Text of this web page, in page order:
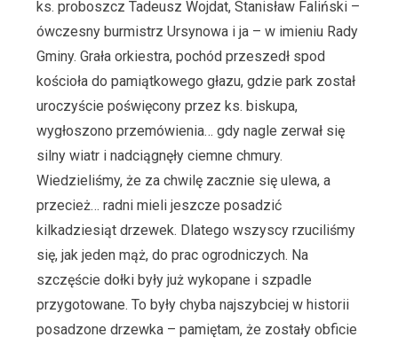
ks. proboszcz Tadeusz Wojdat, Stanisław Faliński –
ówczesny burmistrz Ursynowa i ja – w imieniu Rady
Gminy. Grała orkiestra, pochód przeszedł spod
kościoła do pamiątkowego głazu, gdzie park został
uroczyście poświęcony przez ks. biskupa,
wygłoszono przemówienia… gdy nagle zerwał się
silny wiatr i nadciągnęły ciemne chmury.
Wiedzieliśmy, że za chwilę zacznie się ulewa, a
przecież… radni mieli jeszcze posadzić
kilkadziesiąt drzewek. Dlatego wszyscy rzuciliśmy
się, jak jeden mąż, do prac ogrodniczych. Na
szczęście dołki były już wykopane i szpadle
przygotowane. To były chyba najszybciej w historii
posadzone drzewka – pamiętam, że zostały obficie